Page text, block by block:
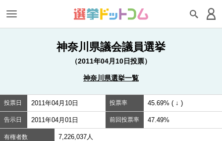
神奈川県議会議員選挙
（2011年04月10日投票）
神奈川県選挙一覧
投票日 2011年04月10日 投票率 45.69% ( ↓ )
告示日 2011年04月01日 前回投票率 47.49%
有権者数 7,226,037人